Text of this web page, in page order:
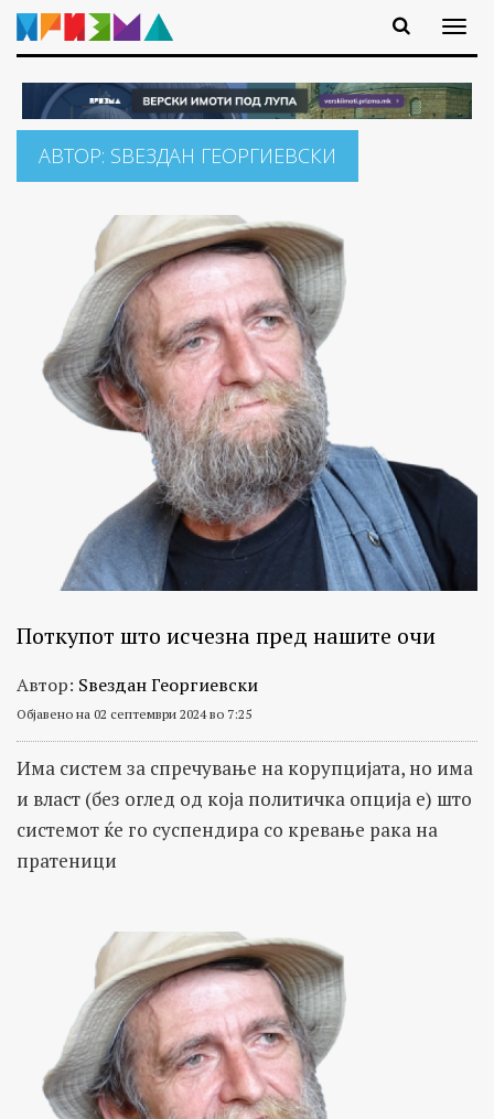
АВТОР: ЅВЕЗДАН ГЕОРГИЕВСКИ
Поткупот што исчезна пред нашите очи
Автор: Ѕвездан Георгиевски
Објавено на 02 септември 2024 во 7:25
Има систем за спречување на корупцијата, но има
и власт (без оглед од која политичка опција е) што
системот ќе го суспендира со кревање рака на
пратеници